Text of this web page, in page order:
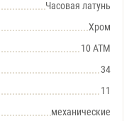
Часовая латунь
Хром
10 АТМ
34
11
механические